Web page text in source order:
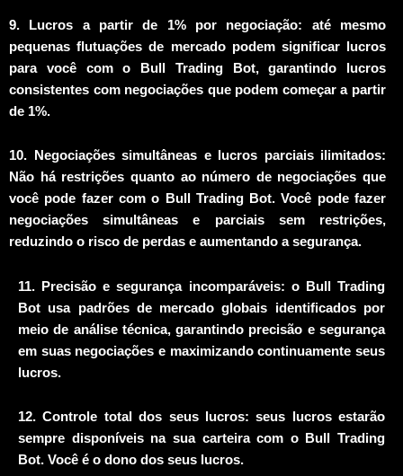
9. Lucros a partir de 1% por negociação: até mesmo
pequenas flutuações de mercado podem significar lucros
para você com o Bull Trading Bot, garantindo lucros
consistentes com negociações que podem começar a partir
de 1%.
10. Negociações simultâneas e lucros parciais ilimitados:
Não há restrições quanto ao número de negociações que
você pode fazer com o Bull Trading Bot. Você pode fazer
negociações simultâneas e parciais sem restrições,
reduzindo o risco de perdas e aumentando a segurança.
11. Precisão e segurança incomparáveis: o Bull Trading
Bot usa padrões de mercado globais identificados por
meio de análise técnica, garantindo precisão e segurança
em suas negociações e maximizando continuamente seus
lucros.
12. Controle total dos seus lucros: seus lucros estarão
sempre disponíveis na sua carteira com o Bull Trading
Bot. Você é o dono dos seus lucros.